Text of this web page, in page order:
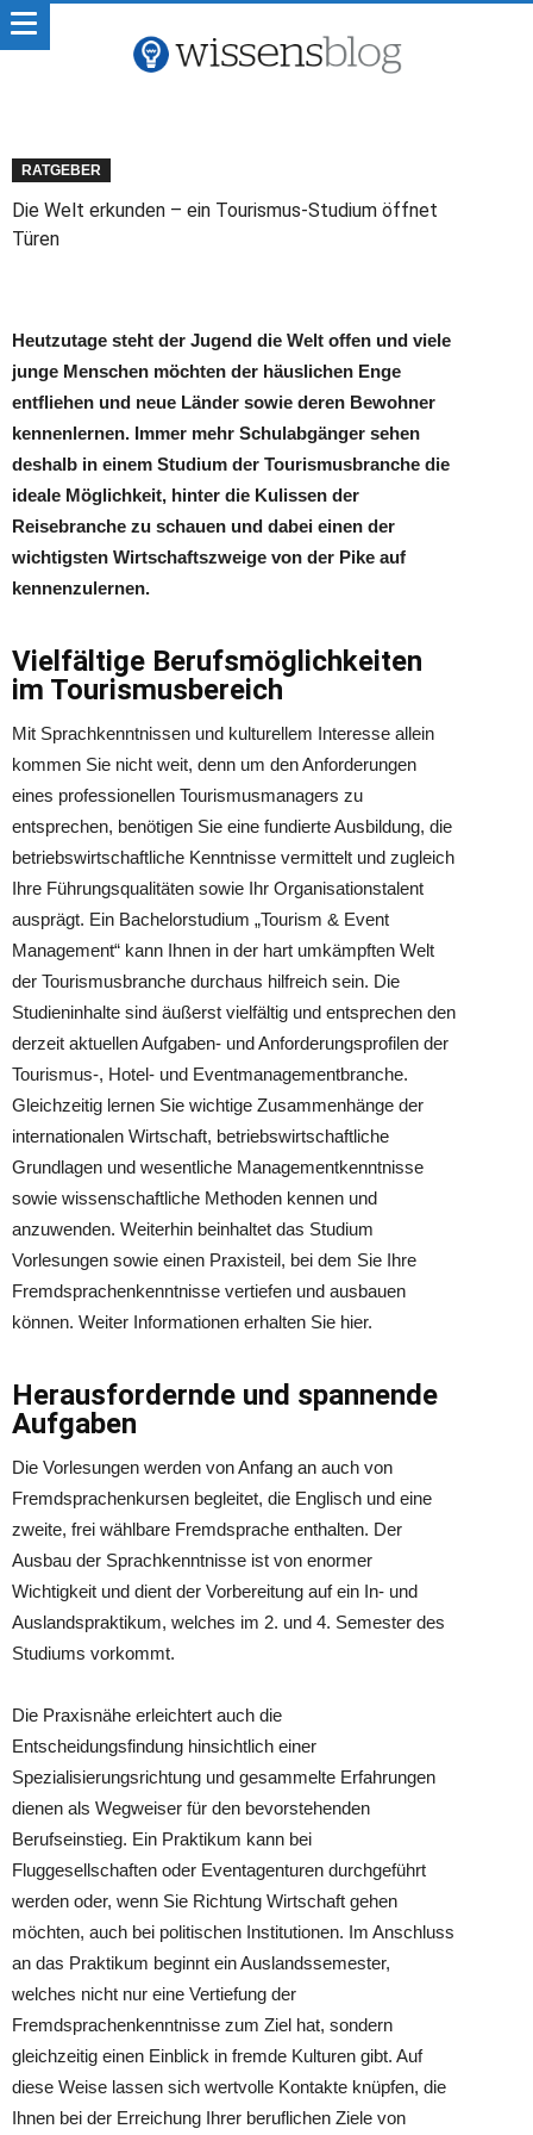
RATGEBER
Die Welt erkunden – ein Tourismus-Studium öffnet
Türen
Heutzutage steht der Jugend die Welt offen und viele
junge Menschen möchten der häuslichen Enge
entfliehen und neue Länder sowie deren Bewohner
kennenlernen. Immer mehr Schulabgänger sehen
deshalb in einem Studium der Tourismusbranche die
ideale Möglichkeit, hinter die Kulissen der
Reisebranche zu schauen und dabei einen der
wichtigsten Wirtschaftszweige von der Pike auf
kennenzulernen.
Vielfältige Berufsmöglichkeiten
im Tourismusbereich
Mit Sprachkenntnissen und kulturellem Interesse allein
kommen Sie nicht weit, denn um den Anforderungen
eines professionellen Tourismusmanagers zu
entsprechen, benötigen Sie eine fundierte Ausbildung, die
betriebswirtschaftliche Kenntnisse vermittelt und zugleich
Ihre Führungsqualitäten sowie Ihr Organisationstalent
ausprägt. Ein Bachelorstudium „Tourism & Event
Management“ kann Ihnen in der hart umkämpften Welt
der Tourismusbranche durchaus hilfreich sein. Die
Studieninhalte sind äußerst vielfältig und entsprechen den
derzeit aktuellen Aufgaben- und Anforderungsprofilen der
Tourismus-, Hotel- und Eventmanagementbranche.
Gleichzeitig lernen Sie wichtige Zusammenhänge der
internationalen Wirtschaft, betriebswirtschaftliche
Grundlagen und wesentliche Managementkenntnisse
sowie wissenschaftliche Methoden kennen und
anzuwenden. Weiterhin beinhaltet das Studium
Vorlesungen sowie einen Praxisteil, bei dem Sie Ihre
Fremdsprachenkenntnisse vertiefen und ausbauen
können. Weiter Informationen erhalten Sie hier.
Herausfordernde und spannende
Aufgaben
Die Vorlesungen werden von Anfang an auch von
Fremdsprachenkursen begleitet, die Englisch und eine
zweite, frei wählbare Fremdsprache enthalten. Der
Ausbau der Sprachkenntnisse ist von enormer
Wichtigkeit und dient der Vorbereitung auf ein In- und
Auslandspraktikum, welches im 2. und 4. Semester des
Studiums vorkommt.
Die Praxisnähe erleichtert auch die
Entscheidungsfindung hinsichtlich einer
Spezialisierungsrichtung und gesammelte Erfahrungen
dienen als Wegweiser für den bevorstehenden
Berufseinstieg. Ein Praktikum kann bei
Fluggesellschaften oder Eventagenturen durchgeführt
werden oder, wenn Sie Richtung Wirtschaft gehen
möchten, auch bei politischen Institutionen. Im Anschluss
an das Praktikum beginnt ein Auslandssemester,
welches nicht nur eine Vertiefung der
Fremdsprachenkenntnisse zum Ziel hat, sondern
gleichzeitig einen Einblick in fremde Kulturen gibt. Auf
diese Weise lassen sich wertvolle Kontakte knüpfen, die
Ihnen bei der Erreichung Ihrer beruflichen Ziele von